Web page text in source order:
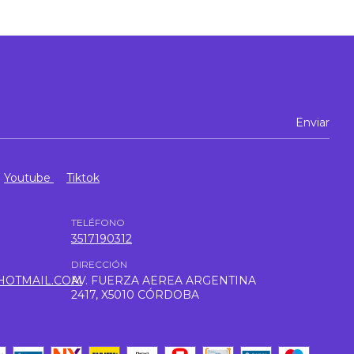
Youtube Tiktok
TELÉFONO
3517190312
DIRECCIÓN
AV. FUERZA AEREA ARGENTINA
2417, X5010 CÓRDOBA